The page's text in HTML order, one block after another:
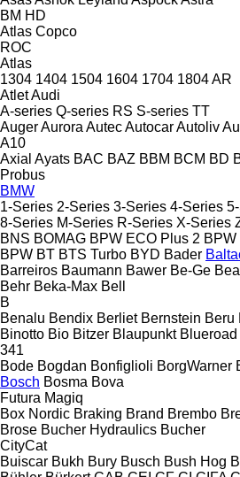
BM HD
Atlas Copco
ROC
Atlas
1304 1404 1504 1604 1704 1804AR
AtletAudi
A-series Q-series RS S-series TT
AugerAurora AutecAutocarAutoliv
A10
Axial Ayats BAC BAZ BBM BCM BD
Probus
BMW
1-Series 2-Series 3-Series 4-Series
8-Series M-Series R-Series X-Series
BNS BOMAG BPW ECO Plus 2
BPW BT BTS Turbo BYD Bader
Barreiros Baumann Bawer Be-Ge
Behr Beka-Max Bell
B
Benalu Bendix Berliet Bernstein Beru
Binotto Bio Bitzer Blaupunkt Blueroad
341
Bode Bogdan Bonfiglioli BorgWarner
Bosch Bosma Bova
Futura Magiq
Box Nordic Braking Brand Brembo
Brose Bucher Hydraulics Bucher
CityCat
Buiscar Bukh Bury Busch Bush Hog